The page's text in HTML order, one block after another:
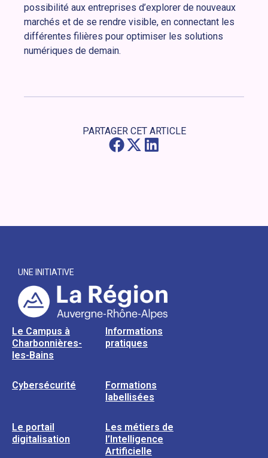
possibilité aux entreprises d’explorer de nouveaux
marchés et de se rendre visible, en connectant les
différentes filières pour optimiser les solutions
numériques de demain.
PARTAGER CET ARTICLE
UNE INITIATIVE
Le Campus à
Charbonnières-
les-Bains
Informations
pratiques
Cybersécurité
Formations
labellisées
Le portail
digitalisation
Les métiers de
l’Intelligence
Artificielle